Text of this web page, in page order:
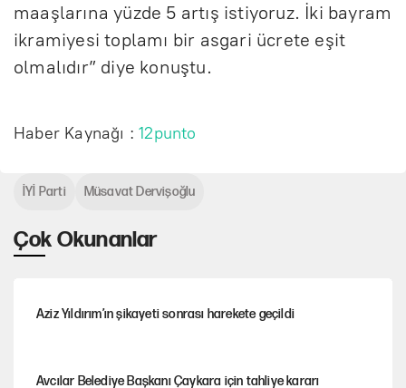
maaşlarına yüzde 5 artış istiyoruz. İki bayram
ikramiyesi toplamı bir asgari ücrete eşit
olmalıdır” diye konuştu.
Haber Kaynağı :12punto
Çok Okunanlar
Aziz Yıldırım’ın şikayeti sonrası harekete geçildi
Avcılar Belediye Başkanı Çaykara için tahliye kararı
İYİ Parti Müsavat Dervişoğlu